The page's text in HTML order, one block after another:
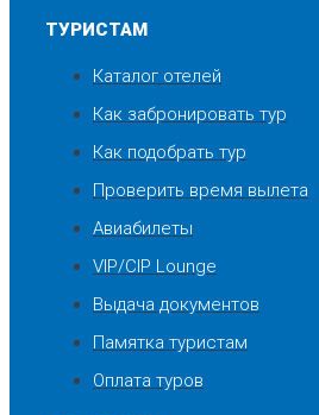
ТУРИСТАМ
Каталог отелей
Как забронировать тур
Как подобрать тур
Проверить время вылета
Авиабилеты
VIP/CIP Lounge
Выдача документов
Памятка туристам
Оплата туров